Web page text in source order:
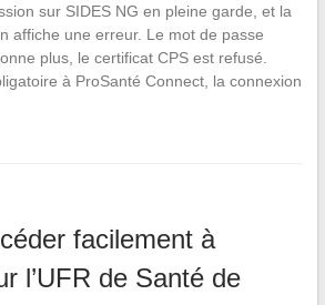
sur SIDES NG en pleine garde, et la
affiche une erreur. Le mot de passe
plus, le certificat CPS est refusé.
à ProSanté Connect, la connexion
facilement à
l’UFR de Santé de